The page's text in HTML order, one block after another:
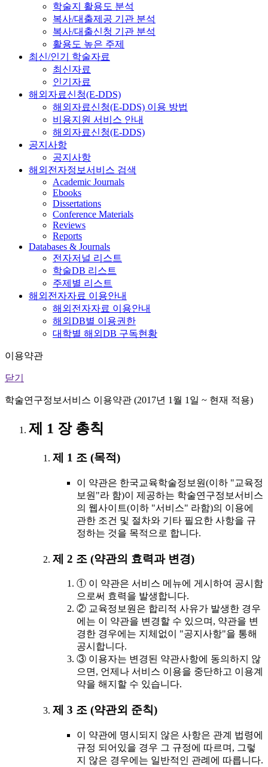
학술지 활용도 분석
복사/대출제공 기관 분석
복사/대출신청 기관 분석
활용도 높은 주제
최신/인기 학술자료
최신자료
인기자료
해외자료신청(E-DDS)
해외자료신청(E-DDS) 이용 방법
비용지원 서비스 안내
해외자료신청(E-DDS)
공지사항
공지사항
해외전자정보서비스 검색
Academic Journals
Ebooks
Dissertations
Conference Materials
Reviews
Reports
Databases & Journals
전자저널 리스트
학술DB 리스트
주제별 리스트
해외전자자료 이용안내
해외전자자료 이용안내
해외DB별 이용권한
대학별 해외DB 구독현황
이용약관
닫기
학술연구정보서비스 이용약관 (2017년 1월 1일 ~ 현재 적용)
제 1 장 총칙
제 1 조 (목적)
이 약관은 한국교육학술정보원(이하 "교육정
보원"라 함)이 제공하는 학술연구정보서비스
의 웹사이트(이하 "서비스" 라함)의 이용에
관한 조건 및 절차와 기타 필요한 사항을 규
정하는 것을 목적으로 합니다.
제 2 조 (약관의 효력과 변경)
① 이 약관은 서비스 메뉴에 게시하여 공시함
으로써 효력을 발생합니다.
② 교육정보원은 합리적 사유가 발생한 경우
에는 이 약관을 변경할 수 있으며, 약관을 변
경한 경우에는 지체없이 "공지사항"을 통해
공시합니다.
③ 이용자는 변경된 약관사항에 동의하지 않
으면, 언제나 서비스 이용을 중단하고 이용계
약을 해지할 수 있습니다.
제 3 조 (약관외 준칙)
이 약관에 명시되지 않은 사항은 관계 법령에
규정 되어있을 경우 그 규정에 따르며, 그렇
지 않은 경우에는 일반적인 관례에 따릅니다.